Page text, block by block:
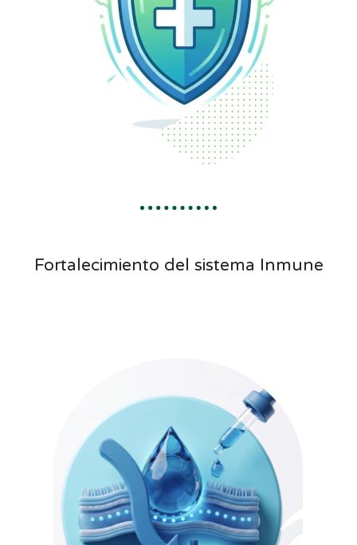
Fortalecimiento del sistema Inmune